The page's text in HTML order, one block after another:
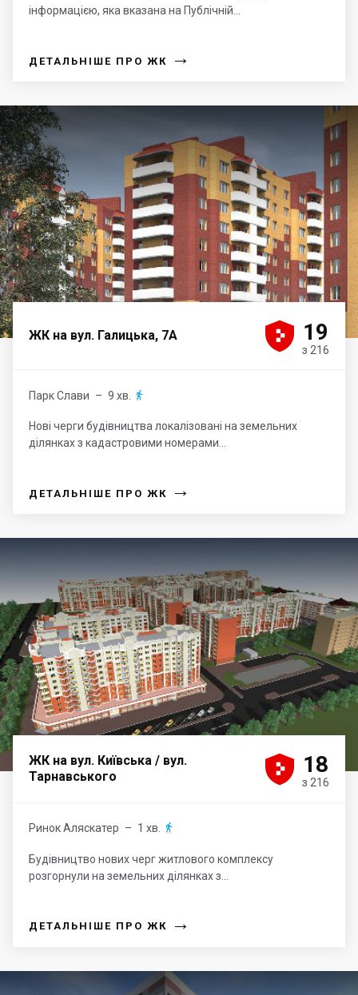
інформацією, яка вказана на Публічній...
ДЕТАЛЬНІШЕ ПРО ЖК →
ЖК на вул. Галицька, 7А 



 19
з 216
Парк Слави – 9 хв. 
Нові черги будівництва локалізовані на земельних
ділянках з кадастровими номерами...
ДЕТАЛЬНІШЕ ПРО ЖК →
ЖК на вул. Київська / вул.
Тарнавського




 18
з 216
Ринок Аляскатер – 1 хв. 
Будівництво нових черг житлового комплексу
розгорнули на земельних ділянках з...
ДЕТАЛЬНІШЕ ПРО ЖК →